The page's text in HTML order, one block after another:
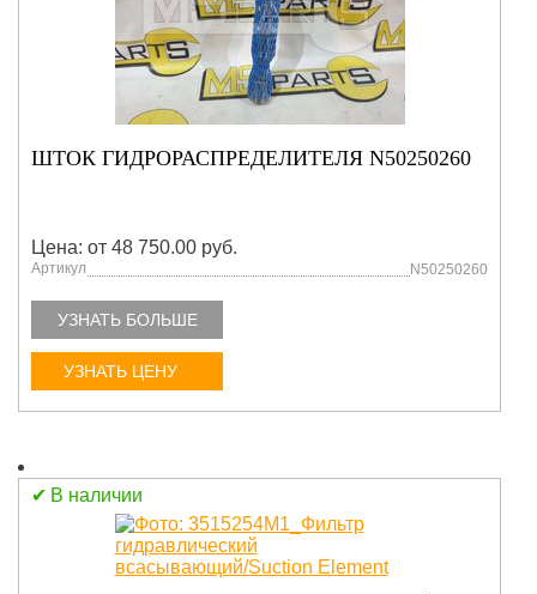
ШТОК ГИДРОРАСПРЕДЕЛИТЕЛЯ N50250260
Цена: от 48 750.00 руб.
Артикул N50250260
УЗНАТЬ БОЛЬШЕ
УЗНАТЬ ЦЕНУ
В наличии